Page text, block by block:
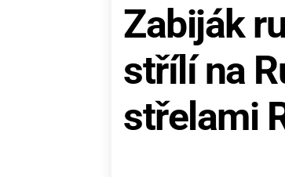
Zabiják
střílí na
střelami